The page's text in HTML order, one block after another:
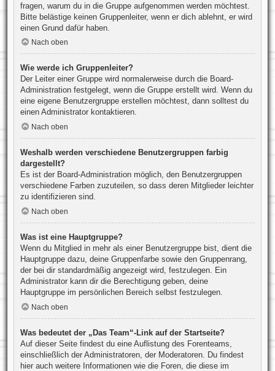
fragen, warum du in die Gruppe aufgenommen werden möchtest.
Bitte belästige keinen Gruppenleiter, wenn er dich ablehnt, er wird
einen Grund dafür haben.
Nach oben
Wie werde ich Gruppenleiter?
Der Leiter einer Gruppe wird normalerweise durch die Board-
Administration festgelegt, wenn die Gruppe erstellt wird. Wenn du
eine eigene Benutzergruppe erstellen möchtest, dann solltest du
einen Administrator kontaktieren.
Nach oben
Weshalb werden verschiedene Benutzergruppen farbig
dargestellt?
Es ist der Board-Administration möglich, den Benutzergruppen
verschiedene Farben zuzuteilen, so dass deren Mitglieder leichter
zu identifizieren sind.
Nach oben
Was ist eine Hauptgruppe?
Wenn du Mitglied in mehr als einer Benutzergruppe bist, dient die
Hauptgruppe dazu, deine Gruppenfarbe sowie den Gruppenrang,
der bei dir standardmäßig angezeigt wird, festzulegen. Ein
Administrator kann dir die Berechtigung geben, deine
Hauptgruppe im persönlichen Bereich selbst festzulegen.
Nach oben
Was bedeutet der „Das Team“-Link auf der Startseite?
Auf dieser Seite findest du eine Auflistung des Forenteams,
einschließlich der Administratoren, der Moderatoren. Du findest
hier auch weitere Informationen wie die Foren, die diese im